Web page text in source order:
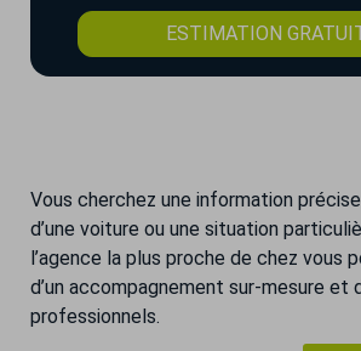
ESTIMATION
Vous cherchez une information
d’une voiture ou une situation
l’agence la plus proche de chez vous
d’un accompagnement sur-mesure et
professionnels.